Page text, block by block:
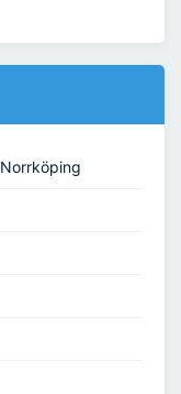
Norrköping